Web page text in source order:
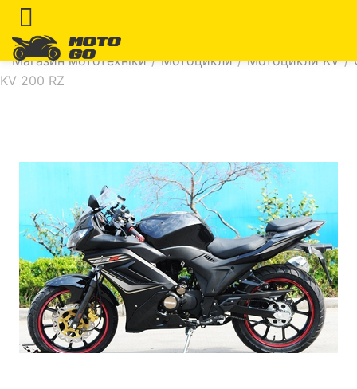
Магазин мототехніки / Мотоцикли / Мотоцикли KV /
KV 200 RZ